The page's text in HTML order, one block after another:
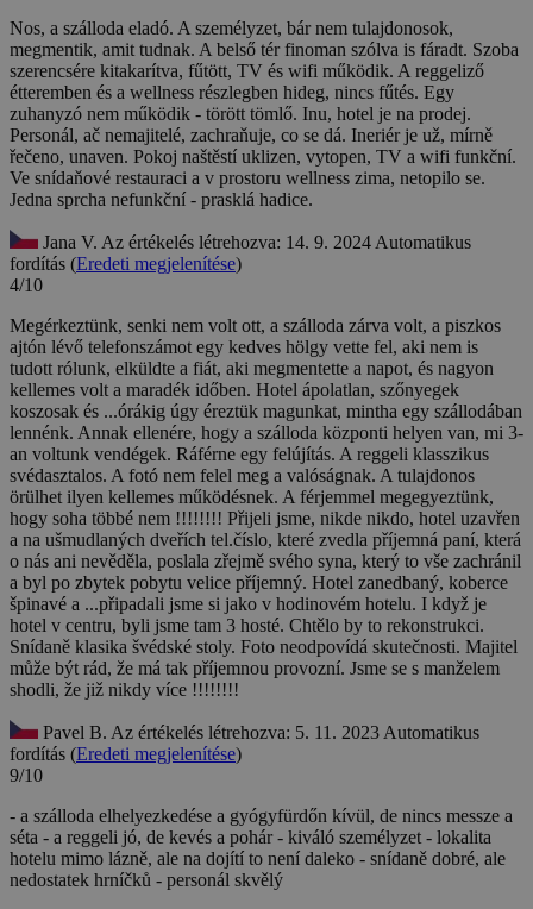
Nos, a szálloda eladó. A személyzet, bár nem tulajdonosok,
megmentik, amit tudnak. A belső tér finoman szólva is fáradt. Szoba
szerencsére kitakarítva, fűtött, TV és wifi működik. A reggeliző
étteremben és a wellness részlegben hideg, nincs fűtés. Egy
zuhanyzó nem működik - törött tömlő. Inu, hotel je na prodej.
Personál, ač nemajitelé, zachraňuje, co se dá. Ineriér je už, mírně
řečeno, unaven. Pokoj naštěstí uklizen, vytopen, TV a wifi funkční.
Ve snídaňové restauraci a v prostoru wellness zima, netopilo se.
Jedna sprcha nefunkční - prasklá hadice.
Jana V. Az értékelés létrehozva: 14. 9. 2024 Automatikus
fordítás (Eredeti megjelenítése)
4/10
Megérkeztünk, senki nem volt ott, a szálloda zárva volt, a piszkos
ajtón lévő telefonszámot egy kedves hölgy vette fel, aki nem is
tudott rólunk, elküldte a fiát, aki megmentette a napot, és nagyon
kellemes volt a maradék időben. Hotel ápolatlan, szőnyegek
koszosak és ...órákig úgy éreztük magunkat, mintha egy szállodában
lennénk. Annak ellenére, hogy a szálloda központi helyen van, mi 3-
an voltunk vendégek. Ráférne egy felújítás. A reggeli klasszikus
svédasztalos. A fotó nem felel meg a valóságnak. A tulajdonos
örülhet ilyen kellemes működésnek. A férjemmel megegyeztünk,
hogy soha többé nem !!!!!!!! Přijeli jsme, nikde nikdo, hotel uzavřen
a na ušmudlaných dveřích tel.číslo, které zvedla příjemná paní, která
o nás ani nevěděla, poslala zřejmě svého syna, který to vše zachránil
a byl po zbytek pobytu velice příjemný. Hotel zanedbaný, koberce
špinavé a ...připadali jsme si jako v hodinovém hotelu. I když je
hotel v centru, byli jsme tam 3 hosté. Chtělo by to rekonstrukci.
Snídaně klasika švédské stoly. Foto neodpovídá skutečnosti. Majitel
může být rád, že má tak příjemnou provozní. Jsme se s manželem
shodli, že již nikdy více !!!!!!!!
Pavel B. Az értékelés létrehozva: 5. 11. 2023 Automatikus
fordítás (Eredeti megjelenítése)
9/10
- a szálloda elhelyezkedése a gyógyfürdőn kívül, de nincs messze a
séta - a reggeli jó, de kevés a pohár - kiváló személyzet - lokalita
hotelu mimo lázně, ale na dojítí to není daleko - snídaně dobré, ale
nedostatek hrníčků - personál skvělý